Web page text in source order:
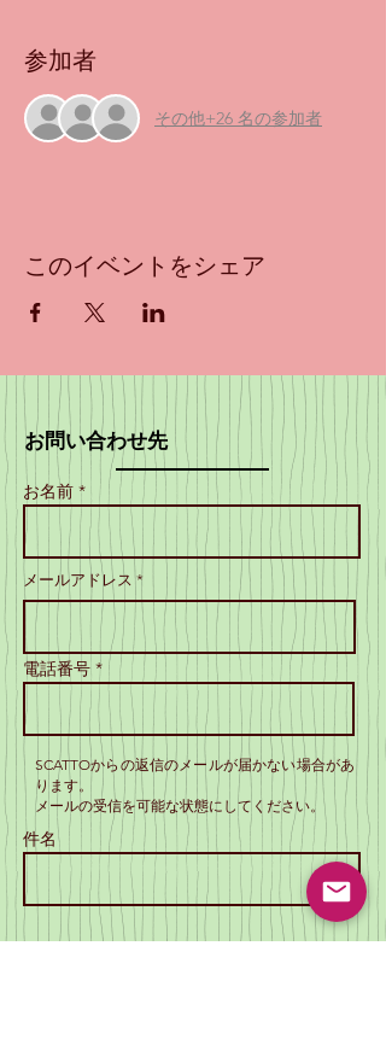
参加者
その他+26 名の参加者
このイベントをシェア
お問い合わせ先
お名前 *
メールアドレス *
電話番号 *
SCATTOからの返信のメールが届かない場合があ
ります。
メールの受信を可能な状態にしてください。
件名